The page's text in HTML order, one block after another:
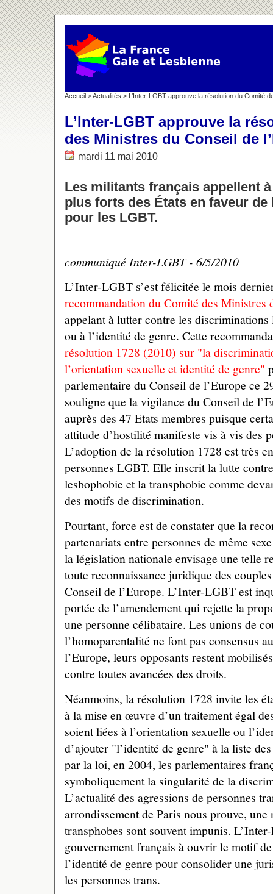
Accueil >Actualités > L’Inter-LGBT approuve la résolution du Comité
L’Inter-LGBT approuve la
des Ministres du Conseil de
mardi 11 mai 2010
Les militants français appellent
plus forts des États en faveur de
pour les LGBT.
communiqué Inter-LGBT - 6/5/2010
L’Inter-LGBT s’est félicitée le mois
recommandation du Comité des Ministres
appelant à lutter contre les discriminations
ou à l’identité de genre. Cette
résolution 1728 (2010) sur "la
l’orientation sexuelle et identité de genre"
parlementaire du Conseil de l’Europe ce
souligne que la vigilance du Conseil de
auprès des 47 Etats membres puisque
attitude d’hostilité manifeste vis à vis des
L’adoption de la résolution 1728 est très
personnes LGBT. Elle inscrit la lutte
lesbophobie et la transphobie comme
des motifs de discrimination.
Pourtant, force est de constater que la
partenariats entre personnes de même
la législation nationale envisage une telle
toute reconnaissance juridique des
Conseil de l’Europe. L’Inter-LGBT est
portée de l’amendement qui rejette la
une personne célibataire. Les unions de
l’homoparentalité ne font pas consensus
l’Europe, leurs opposants restent
contre toutes avancées des droits.
Néanmoins, la résolution 1728 invite les
à la mise en œuvre d’un traitement égal
soient liées à l’orientation sexuelle ou
d’ajouter "l’identité de genre" à la liste
par la loi, en 2004, les parlementaires
symboliquement la singularité de la
L’actualité des agressions de personnes
arrondissement de Paris nous prouve,
transphobes sont souvent impunis.
gouvernement français à ouvrir le motif
l’identité de genre pour consolider une
les personnes trans.